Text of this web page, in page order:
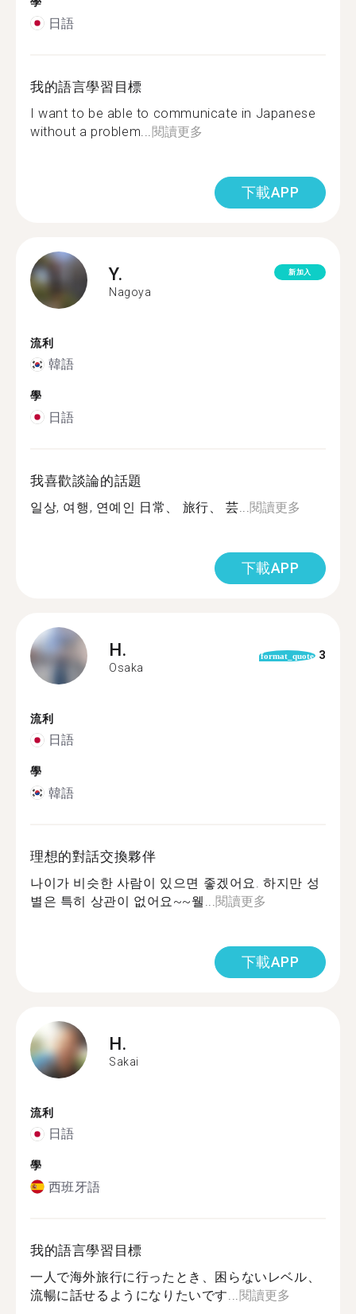
日語
我的語言學習目標
I want to be able to communicate in Japanese
without a problem... 閱讀更多
下載APP
Y.
Nagoya
新加入
流利
韓語
學
日語
我喜歡談論的話題
일상, 여행, 연예인 日常、 旅行、 芸... 閱讀更多
下載APP
H.
Osaka
format_quote 3
流利
日語
學
韓語
理想的對話交換夥伴
나이가 비슷한 사람이 있으면 좋겠어요. 하지만 성
별은 특히 상관이 없어요~~웰... 閱讀更多
下載APP
H.
Sakai
流利
日語
學
西班牙語
我的語言學習目標
一人で海外旅行に行ったとき、困らないレベル、
流暢に話せるようになりたいです... 閱讀更多